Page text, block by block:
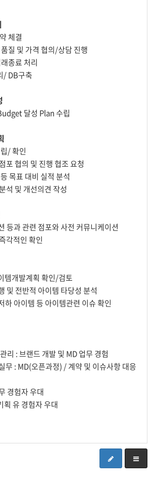
체결
질 및 가격 협의/상담 진행
종료 처리
/ DB구축
달성 Plan 수립
/ 확인
포 협의 및 진행 협조 요청
목표 대비 실적 분석
석 및 개선의견 작성
등과 관련 점포와 사전 커뮤니케이션
각적인 확인
템개발계획 확인/검토
및 전반적 아이템 타당성 분석
하 아이템 등 아이템관련 이슈 확인
리 : 브랜드 개발 및 MD 업무 경험
무 : MD(오픈과정) / 계약 및 이슈사항 대응
경험자 우대
획 유 경험자 우대